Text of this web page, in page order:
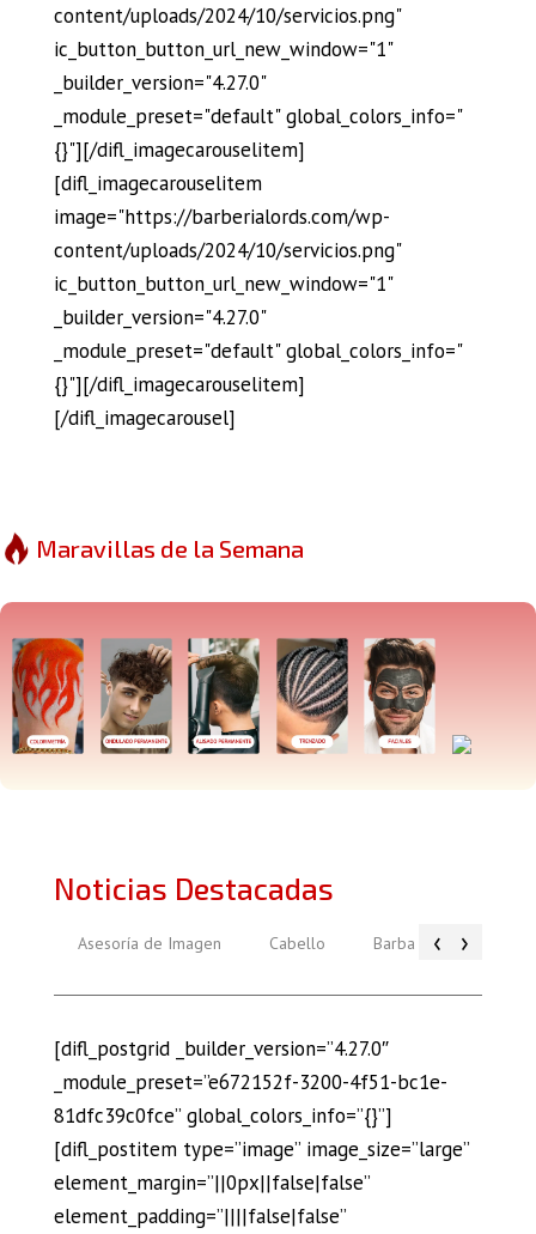
content/uploads/2024/10/servicios.png"
ic_button_button_url_new_window="1"
_builder_version="4.27.0"
_module_preset="default" global_colors_info="
{}"][/difl_imagecarouselitem]
[difl_imagecarouselitem
image="https://barberialords.com/wp-
content/uploads/2024/10/servicios.png"
ic_button_button_url_new_window="1"
_builder_version="4.27.0"
_module_preset="default" global_colors_info="
{}"][/difl_imagecarouselitem]
[/difl_imagecarousel]
Maravillas de la Semana
Noticias Destacadas
‹
Asesoría de Imagen Cabello Barba Piel
›
[difl_postgrid _builder_version=”4.27.0″
_module_preset=”e672152f-3200-4f51-bc1e-
81dfc39c0fce” global_colors_info=”{}”]
[difl_postitem type=”image” image_size=”large”
element_margin=”||0px||false|false”
element_padding=”||||false|false”